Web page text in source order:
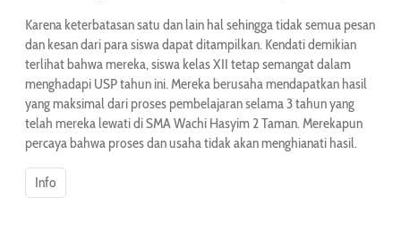
Karena keterbatasan satu dan lain hal sehingga tidak semua pesan
dan kesan dari para siswa dapat ditampilkan. Kendati demikian
terlihat bahwa mereka, siswa kelas XII tetap semangat dalam
menghadapi USP tahun ini. Mereka berusaha mendapatkan hasil
yang maksimal dari proses pembelajaran selama 3 tahun yang
telah mereka lewati di SMA Wachi Hasyim 2 Taman. Merekapun
percaya bahwa proses dan usaha tidak akan menghianati hasil.
Info